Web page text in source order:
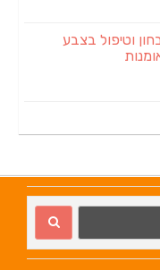
וטיפול בצבע